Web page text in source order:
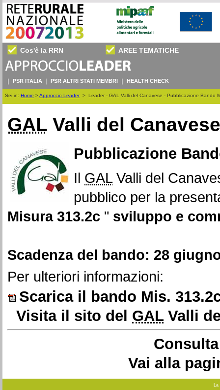
Cos'è la RRN AREE TEMATICHE
PSR ITALIA PSR ALTRI STATI MEMBRI HEALTH CHECK
Sei in: Home >Approccio Leader> Leader - GAL Valli del Canavese - Pubblicazione Bando
GAL Valli del Canavese
Pubblicazione
Il GALValli del
pubblico per la
Misura 313.2c " sviluppo e
Scadenza del bando: 28
Per ulteriori informazioni:
Scarica il bando Mis.
Visita il sito del GAL Valli
Vai alla
La